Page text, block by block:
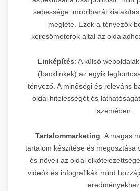
sebessége, mobilbarát
megléte. Ezek a tényezők
keresőmotorok által az
Linképítés: A külső
(backlinkek) az egyik
tényező. A minőségi és releváns
oldal hitelességét és
szemében.
Tartalommarketing: A magas
tartalom készítése és megosztása
és növeli az oldal
videók és infografikák mind
eredményekhez.